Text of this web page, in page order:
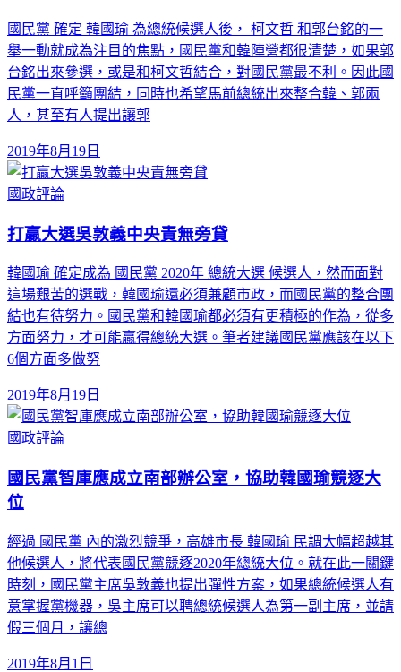
國民黨 確定 韓國瑜 為總統候選人後， 柯文哲 和郭台銘的一
舉一動就成為注目的焦點，國民黨和韓陣營都很清楚，如果郭
台銘出來參選，或是和柯文哲結合，對國民黨最不利。因此國
民黨一直呼籲團結，同時也希望馬前總統出來整合韓、郭兩
人，甚至有人提出讓郭
2019年8月19日
國政評論
打贏大選吳敦義中央責無旁貸
韓國瑜 確定成為 國民黨 2020年 總統大選 候選人，然而面對
這場艱苦的選戰，韓國瑜還必須兼顧市政，而國民黨的整合團
結也有待努力。國民黨和韓國瑜都必須有更積極的作為，從多
方面努力，才可能贏得總統大選。筆者建議國民黨應該在以下
6個方面多做努
2019年8月19日
國政評論
國民黨智庫應成立南部辦公室，協助韓國瑜競逐大
位
經過 國民黨 內的激烈競爭，高雄市長 韓國瑜 民調大幅超越其
他候選人，將代表國民黨競逐2020年總統大位。就在此一關鍵
時刻，國民黨主席吳敦義也提出彈性方案，如果總統候選人有
意掌握黨機器，吳主席可以聘總統候選人為第一副主席，並請
假三個月，讓總
2019年8月1日